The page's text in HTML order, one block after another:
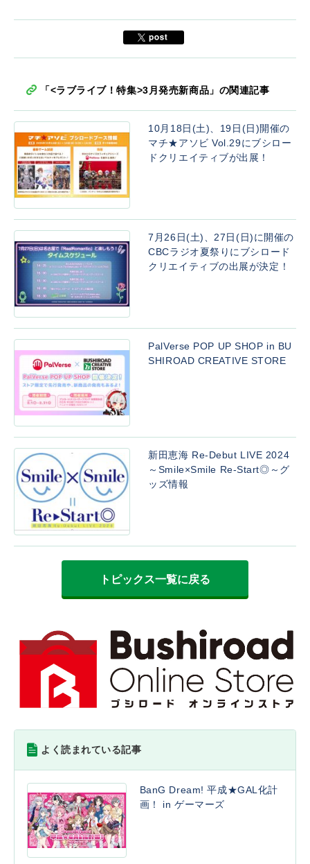
「<ラブライブ！特集>3月発売新商品」の関連記事
10月18日(土)、19日(日)開催の
マチ★アソビ Vol.29にブシロー
ドクリエイティブが出展！
7月26日(土)、27日(日)に開催の
CBCラジオ夏祭りにブシロード
クリエイティブの出展が決定！
PalVerse POP UP SHOP in BU
SHIROAD CREATIVE STORE
新田恵海 Re-Debut LIVE 2024
～Smile×Smile Re-Start◎～グ
ッズ情報
トピックス一覧に戻る
よく読まれている記事
BanG Dream! 平成★GAL化計
画！ in ゲーマーズ